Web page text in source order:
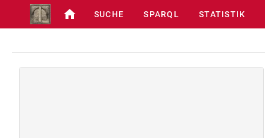
SUCHE SPARQL STATISTIK